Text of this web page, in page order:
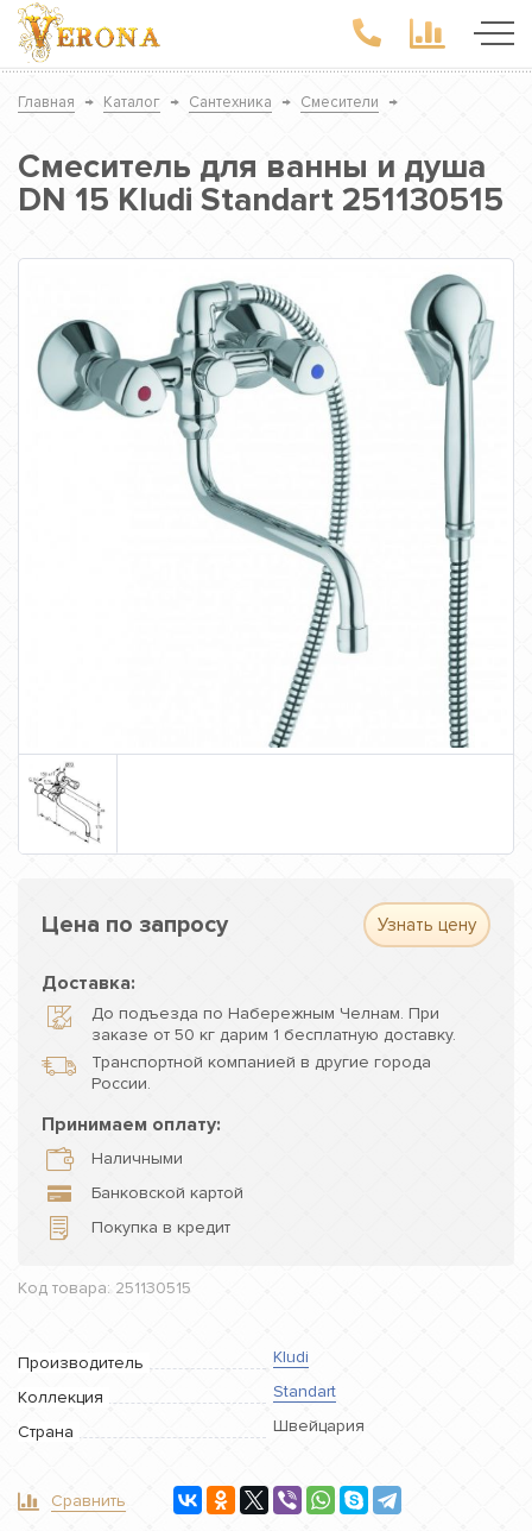
Главная → Каталог → Сантехника → Смесители →
Смеситель для ванны и душа
DN 15 Kludi Standart 251130515
Цена по запросу Узнать цену
Доставка:
До подъезда по Набережным Челнам. При
заказе от 50 кг дарим 1 бесплатную доставку.
Транспортной компанией в другие города
России.
Принимаем оплату:
Наличными
Банковской картой
Покупка в кредит
Код товара: 251130515
Производитель
Kludi
Коллекция
Standart
Страна
Швейцария
Сравнить